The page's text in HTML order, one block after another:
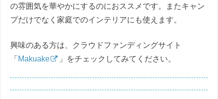
の雰囲気を華やかにするのにおススメです。またキャン
プだけでなく家庭でのインテリアにも使えます。
興味のある方は、クラウドファンディングサイト
「 Makuake 」をチェックしてみてください。